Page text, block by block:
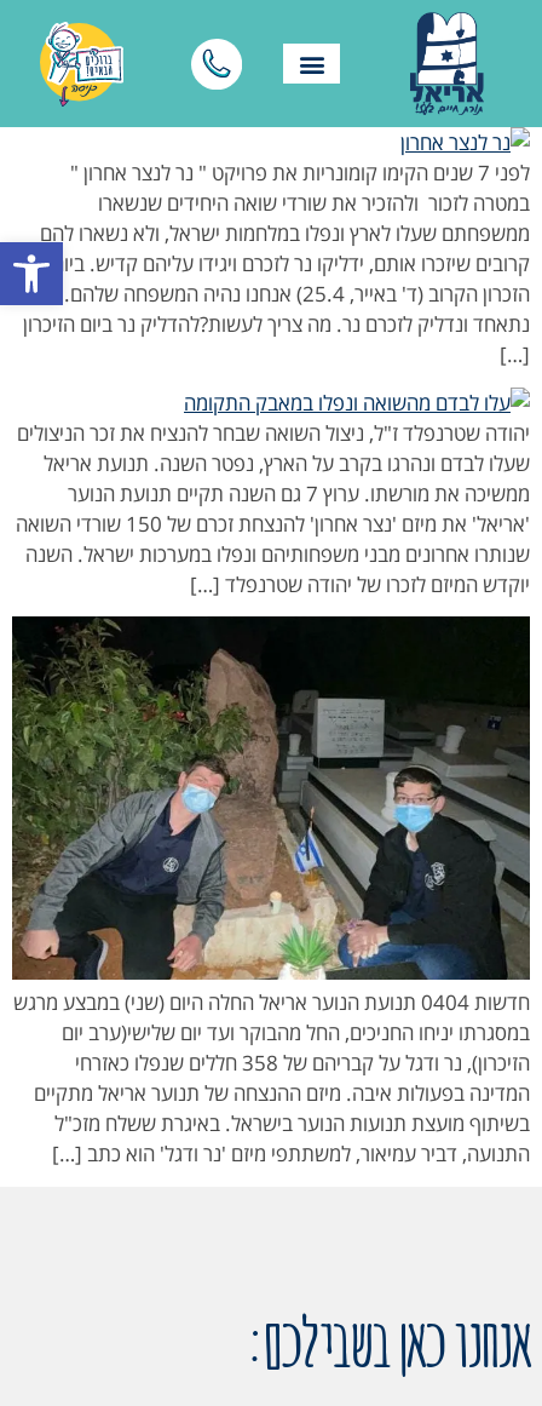
פתח
לפני 7 שנים הקימו קומונריות את פרויקט " נר לנצר אחרון "
במטרה לזכור ולהזכיר את שורדי שואה היחידים שנשארו
ממשפחתם שעלו לארץ ונפלו במלחמות ישראל, ולא נשארו להם
קרובים שיזכרו אותם, ידליקו נר לזכרם ויגידו עליהם קדיש. ביום
הזכרון הקרוב (ד' באייר, 25.4) אנחנו נהיה המשפחה שלהם.
נתאחד ונדליק לזכרם נר. מה צריך לעשות?להדליק נר ביום הזיכרון
[…]
יהודה שטרנפלד ז"ל, ניצול השואה שבחר להנציח את זכר הניצולים
שעלו לבדם ונהרגו בקרב על הארץ, נפטר השנה. תנועת אריאל
ממשיכה את מורשתו. ערוץ 7 גם השנה תקיים תנועת הנוער
'אריאל' את מיזם 'נצר אחרון' להנצחת זכרם של 150 שורדי השואה
שנותרו אחרונים מבני משפחותיהם ונפלו במערכות ישראל. השנה
יוקדש המיזם לזכרו של יהודה שטרנפלד […]
חדשות 0404 תנועת הנוער אריאל החלה היום (שני) במבצע מרגש
במסגרתו יניחו החניכים, החל מהבוקר ועד יום שלישי(ערב יום
הזיכרון), נר ודגל על קבריהם של 358 חללים שנפלו כאזרחי
המדינה בפעולות איבה. מיזם ההנצחה של תנוער אריאל מתקיים
בשיתוף מועצת תנועות הנוער בישראל. באיגרת ששלח מזכ"ל
התנועה, דביר עמיאור, למשתתפי מיזם 'נר ודגל' הוא כתב […]
אנחנו כאן בשבילכם: